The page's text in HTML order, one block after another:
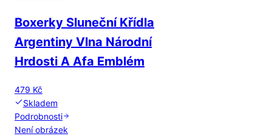
Boxerky Sluneční Křídla
Argentiny Vlna Národní
Hrdosti A Afa Emblém
479 Kč
Skladem
Podrobnosti
Není obrázek